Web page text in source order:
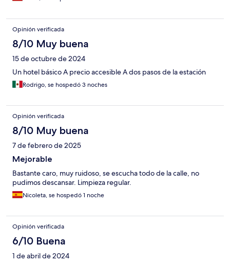
Opinión verificada
8/10 Muy buena
15 de octubre de 2024
Un hotel básico A precio accesible A dos pasos de la estación
Rodrigo, se hospedó 3 noches
Opinión verificada
8/10 Muy buena
7 de febrero de 2025
Mejorable
Bastante caro, muy ruidoso, se escucha todo de la calle, no
pudimos descansar. Limpieza regular.
Nicoleta, se hospedó 1 noche
Opinión verificada
6/10 Buena
1 de abril de 2024